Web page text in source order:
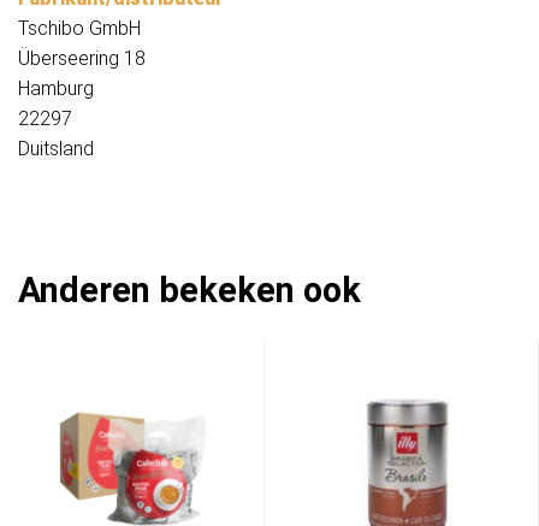
Tschibo GmbH
Überseering 18
Hamburg
22297
Duitsland
Anderen bekeken ook